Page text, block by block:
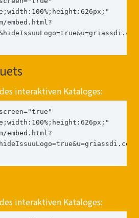
interaktiven Kataloges:
interaktiven Kataloges: